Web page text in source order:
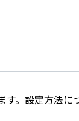
す。設定方法に